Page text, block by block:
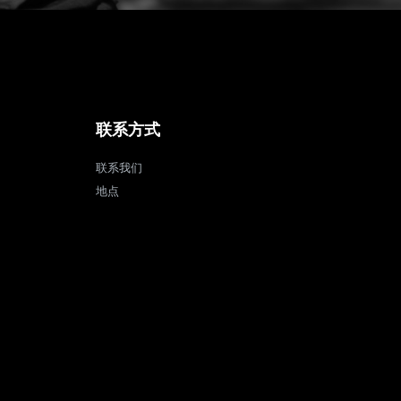
联系方式
联系我们
地点